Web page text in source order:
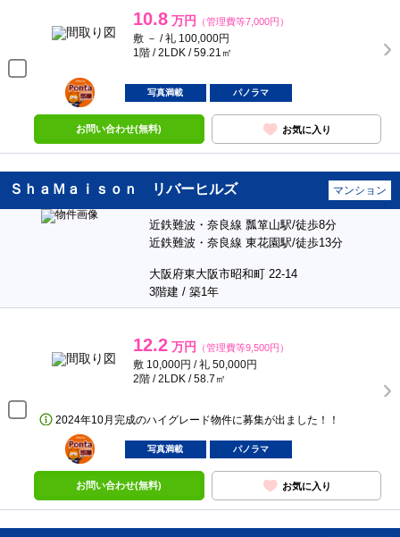
10.8 万円 （管理費等7,000円）
敷 － / 礼 100,000円
1階 / 2LDK / 59.21㎡
ポンタ
部屋
写真満載 パノラマ
お問い合わせ(無料) お気に入り
ＳｈａＭａｉｓｏｎ リバーヒルズ マンション
近鉄難波・奈良線 瓢箪山駅/徒歩8分
近鉄難波・奈良線 東花園駅/徒歩13分
大阪府東大阪市昭和町 22-14
3階建 / 築1年
12.2 万円 （管理費等9,500円）
敷 10,000円 / 礼 50,000円
2階 / 2LDK / 58.7㎡
2024年10月完成のハイグレード物件に募集が出ました！！
ポンタ
部屋
写真満載 パノラマ
お問い合わせ(無料) お気に入り